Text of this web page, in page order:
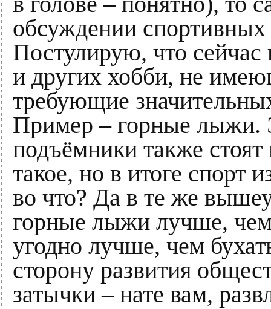
обсуждении
Постулирую, что
и других хобби, не
требующие
Пример – горные лыжи.
подъёмники также
такое, но в итоге спорт
во что? Да в те же
горные лыжи лучше, чем
угодно лучше, чем
сторону развития
затычки – нате вам,